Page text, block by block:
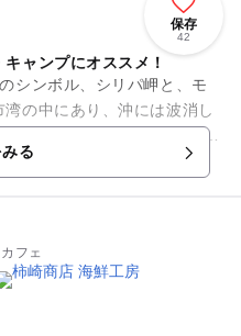
保存
42
ャンプにオススメ！
シンボル、シリパ岬と、モ
の中にあり、沖には波消し
較的穏やかです。 監視
る
フェ